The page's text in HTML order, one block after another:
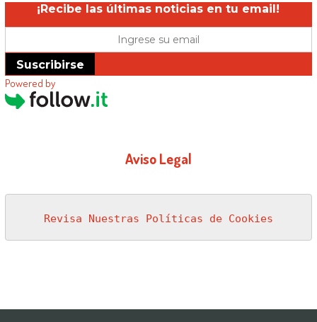
¡Recibe las últimas noticias en tu email!
Suscribirse
Powered by
Aviso Legal
Revisa Nuestras Políticas de Cookies